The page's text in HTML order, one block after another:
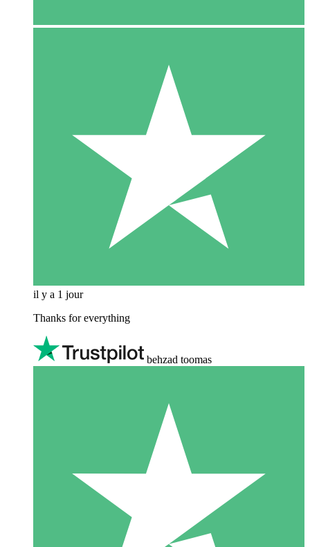
il y a 1 jour
Thanks for everything
behzad toomas